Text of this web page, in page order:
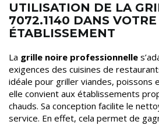
UTILISATION DE LA
7072.1140 DANS VOTRE
ÉTABLISSEMENT
La grille noire professionnelle
exigences des cuisines de
idéale pour griller viandes, poissons
elle convient aux établissements
chauds. Sa conception facilite le
service. En effet, cela permet de